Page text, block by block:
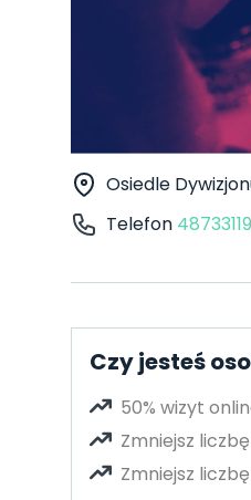
Osiedle
Telefon
Czy jesteś
50% wizyt
Zmniejsz
Zmniejsz